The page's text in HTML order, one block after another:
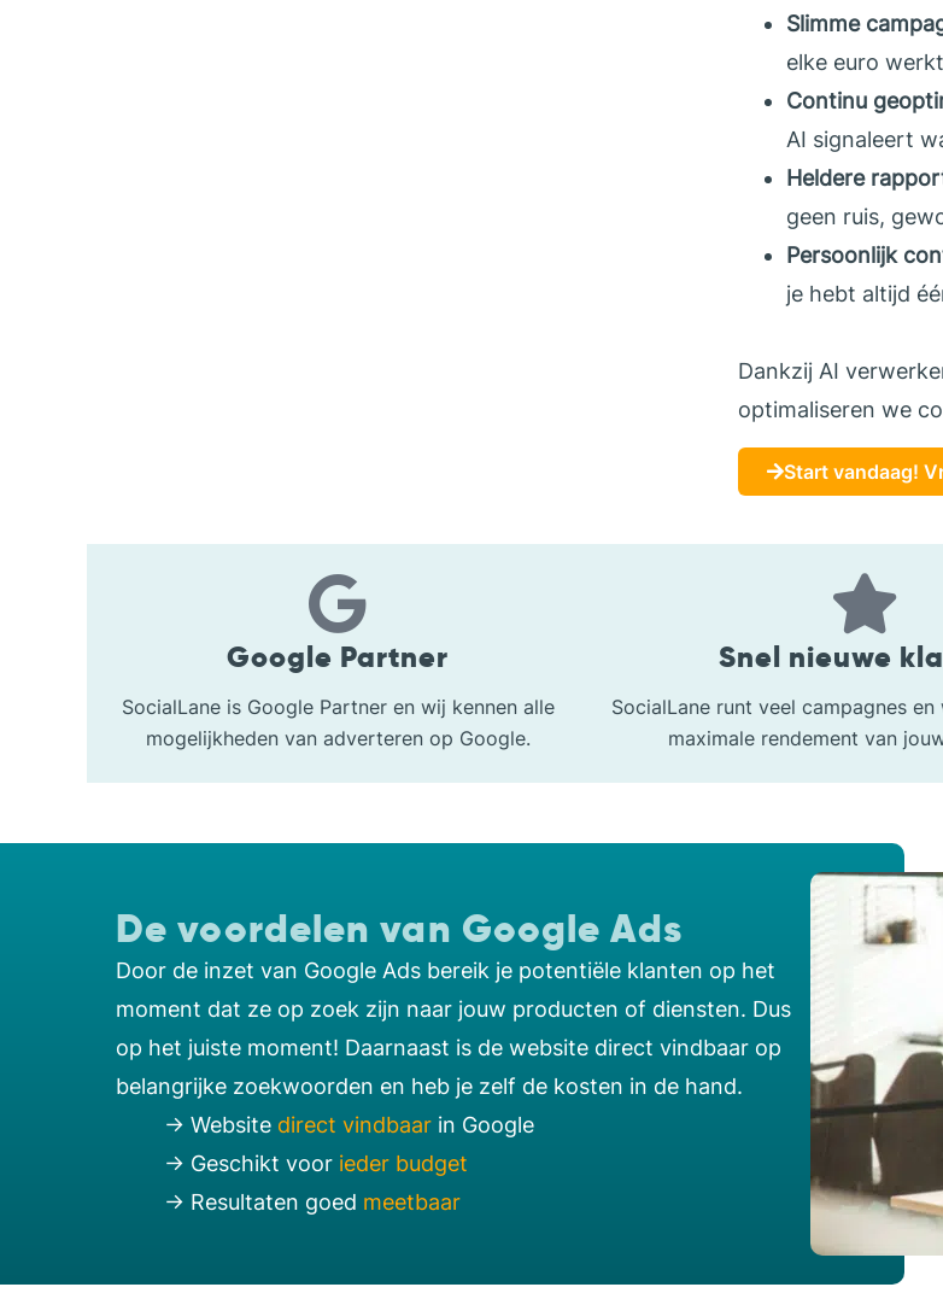
Slimme
elke euro
Continu
AI signaleert
Heldere
geen ruis,
Persoonlijk
je hebt altijd
Dankzij AI
optimaliseren we
Start vandaag!
Google Partner
SocialLane is Google Partner en wij kennen alle
mogelijkheden van adverteren op Google.
Snel nieuwe
SocialLane runt veel campagnes
maximale rendement van
De voordelen van Google Ads
Door de inzet van Google Ads bereik je potentiële klanten op het
moment dat ze op zoek zijn naar jouw producten of diensten. Dus
op het juiste moment! Daarnaast is de website direct vindbaar op
belangrijke zoekwoorden en heb je zelf de kosten in de hand.
→ Website direct vindbaar in Google
→ Geschikt voor ieder budget
→ Resultaten goed meetbaar